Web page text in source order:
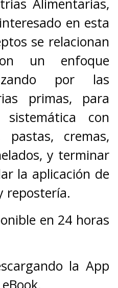
Alimentarias,
en esta
se relacionan
un enfoque
por las
primas, para
con
cremas,
y terminar
la aplicación de
repostería.
en 24 horas
la App